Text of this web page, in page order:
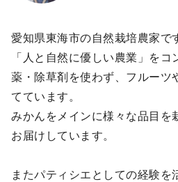
愛知県東海市の自然栽培農家で
「人と自然に優しい農業」を
薬・除草剤を使わず、フルーツ
てています。
みかんをメインに様々な品目を
お届けしています。
またパティシエとしての経験を